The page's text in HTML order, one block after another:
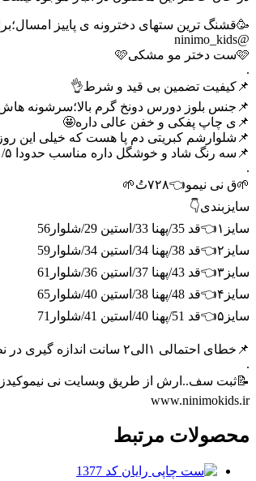
🥳قشنگ ترین ستهای دخترونه ی پاییز
@ninimo_kids
🩷ست دختر مو مشکی🩷
.
📌کیفیت تضمین بی قید و شرط👌
📌جنس بلوز دورس دونخ گرم بالا؛سرشونه
📌ی چاپ پفکی و خفن عالی داره🤩
📌شلوارشم کبریتی دم پا هست که خیلی این
📌سه رنگ شاد و خوشگل داره مناسب حدودا ۱/۵ تا ۹ سال🥳
.
🌱ق نی نیمو👈۷۲۸تُ🌱
سایزبندی👇
سایز۱👈قد 35/پهنا 33/استین 29/شلوار56
سایز۲👈قد 38/پهنا 34/استین 34/شلوار59
سایز۳👈قد 43/پهنا 37/استین 36/شلوار61
سایز۴👈قد 48/پهنا 38/استین 40/شلوار65
سایز۵👈قد 51/پهنا 40/استین 41/شلوار71
📌خطای احتمالی ۱الی۲ سانت اندازه گیری در نظر بگیرید📌
.
📝ثبت سف..ارش از طریق وبسایت نی
www.ninimokids.ir
محصولات مرتبط